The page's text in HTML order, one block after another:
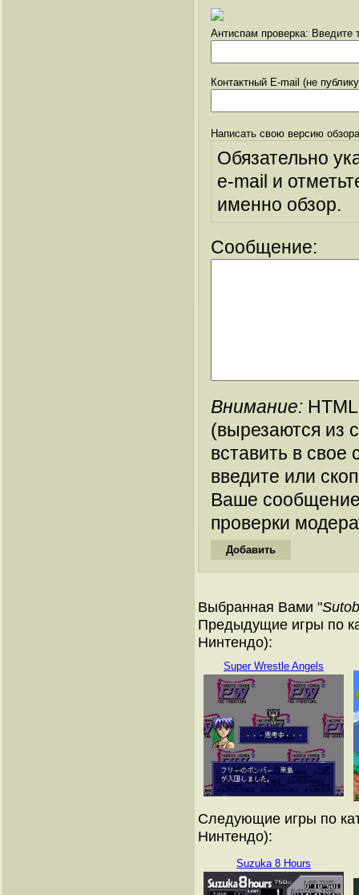
Антиспам проверка: Введите
Контактный E-mail (не
Написать свою версию
Обязательно
e-mail и
именно обзор.
Сообщение:
Внимание:
(вырезаются из
вставить в
введите или
Ваше
проверки
Выбранная Вами "
Предыдущие игры по
Нинтендо):
Super Wrestle Angels
Следующие игры по
Нинтендо):
Suzuka 8 Hours